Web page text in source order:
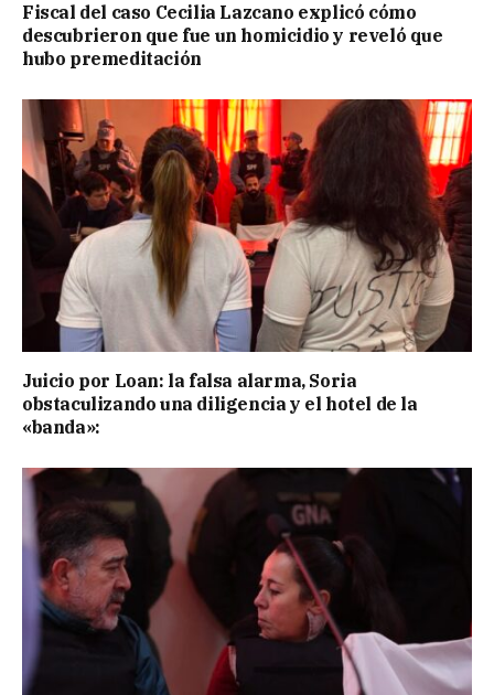
Fiscal del caso Cecilia Lazcano explicó cómo
descubrieron que fue un homicidio y reveló que
hubo premeditación
Juicio por Loan: la falsa alarma, Soria
obstaculizando una diligencia y el hotel de la
«banda»: